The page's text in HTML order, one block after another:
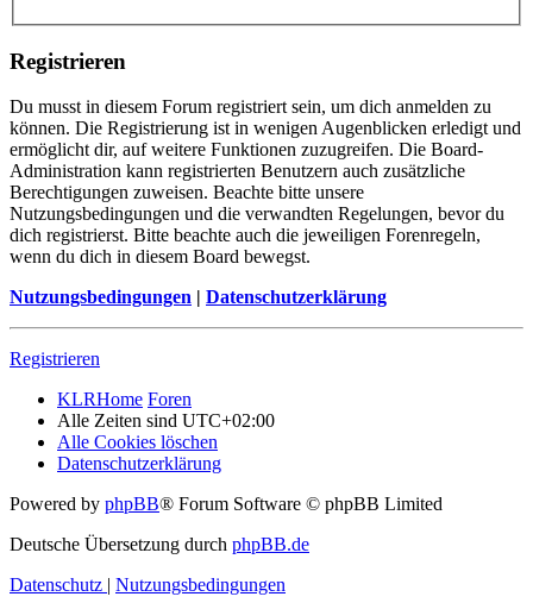
Registrieren
Du musst in diesem Forum registriert sein, um dich anmelden zu
können. Die Registrierung ist in wenigen Augenblicken erledigt und
ermöglicht dir, auf weitere Funktionen zuzugreifen. Die Board-
Administration kann registrierten Benutzern auch zusätzliche
Berechtigungen zuweisen. Beachte bitte unsere
Nutzungsbedingungen und die verwandten Regelungen, bevor du
dich registrierst. Bitte beachte auch die jeweiligen Forenregeln,
wenn du dich in diesem Board bewegst.
Nutzungsbedingungen | Datenschutzerklärung
Registrieren
KLRHome Foren
Alle Zeiten sind UTC+02:00
Alle Cookies löschen
Datenschutzerklärung
Powered by phpBB® Forum Software © phpBB Limited
Deutsche Übersetzung durch phpBB.de
Datenschutz | Nutzungsbedingungen